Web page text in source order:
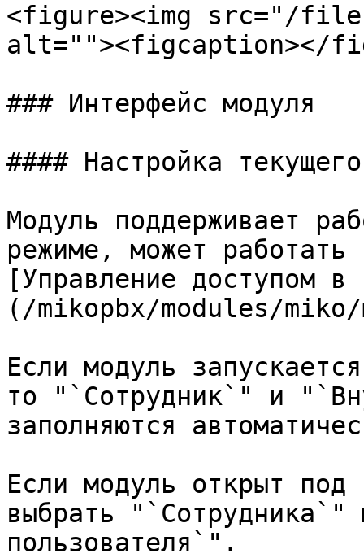
<figure><img src="/
alt=""><figcaption></
### Интерфейс модуля
#### Настройка
Модуль поддерживает
режиме, может
[Управление доступом в
(/mikopbx/modules/
Если модуль
то "`Сотрудник`" и
заполняются
Если модуль открыт под
выбрать
пользователя`".